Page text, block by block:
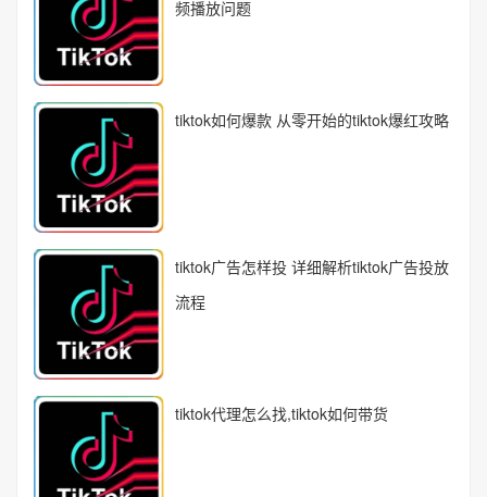
频播放问题
tiktok如何爆款 从零开始的tiktok爆红攻略
tiktok广告怎样投 详细解析tiktok广告投放
流程
tiktok代理怎么找,tiktok如何带货